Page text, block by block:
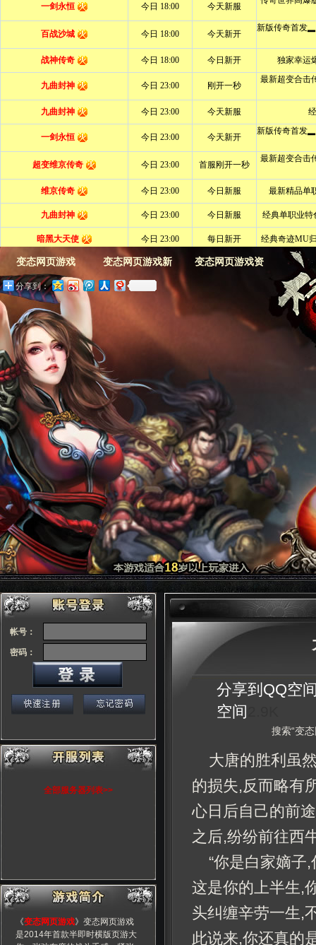
变态网页游戏 变态网页游戏新
闻
变态网页游戏资
分享到：
分享到 QQ空
空间
搜索“变
大唐的胜利虽
的损失,反而略有
心日后自己的前
之后,纷纷前往西
“你是白家嫡子
这是你的上半生,
头纠缠辛劳一生,
此说来,你还真的
帐号：
密码：
全部服务器列表>>
《变态网页游戏》变态网页游戏
是2014年首款半即时横版页游大